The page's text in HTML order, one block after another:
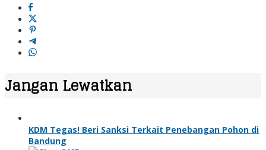
Jangan Lewatkan
KDM Tegas! Beri Sanksi Terkait Penebangan Pohon di
Bandung